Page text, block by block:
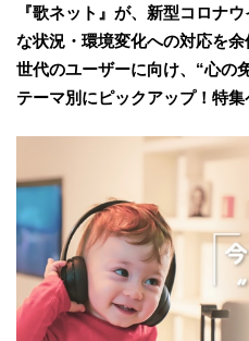
『歌ネット』が、新型コロナ
な状況・環境変化への対応を
世代のユーザーに向け、“心の
テーマ別にピックアップ！特集